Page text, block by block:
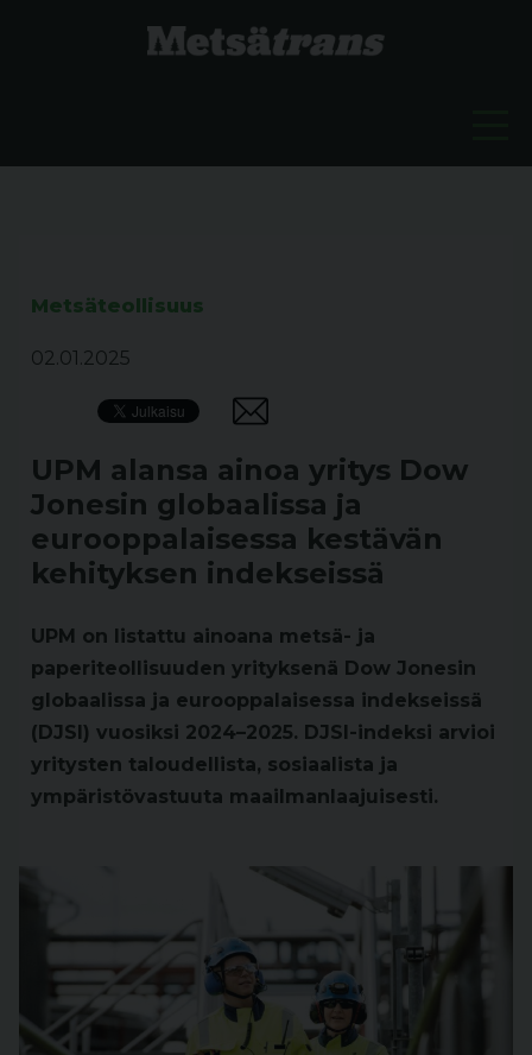
Metsäteollisuus
02.01.2025
UPM alansa ainoa yritys Dow
Jonesin globaalissa ja
eurooppalaisessa kestävän
kehityksen indekseissä
UPM on listattu ainoana metsä- ja
paperiteollisuuden yrityksenä Dow Jonesin
globaalissa ja eurooppalaisessa indekseissä
(DJSI) vuosiksi 2024–2025. DJSI-indeksi arvioi
yritysten taloudellista, sosiaalista ja
ympäristövastuuta maailmanlaajuisesti.